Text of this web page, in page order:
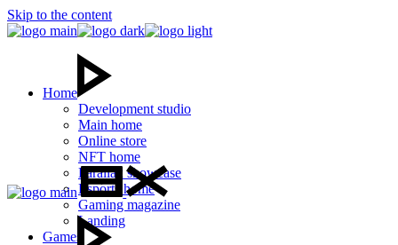
Skip to the content
Home
Development studio
Main home
Online store
NFT home
Parallax showcase
Esports home
Gaming magazine
Landing
Games